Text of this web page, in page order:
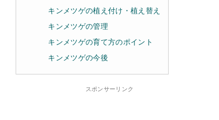
キンメツゲの植え付け・植え替え
キンメツゲの管理
キンメツゲの育て方のポイント
キンメツゲの今後
スポンサーリンク